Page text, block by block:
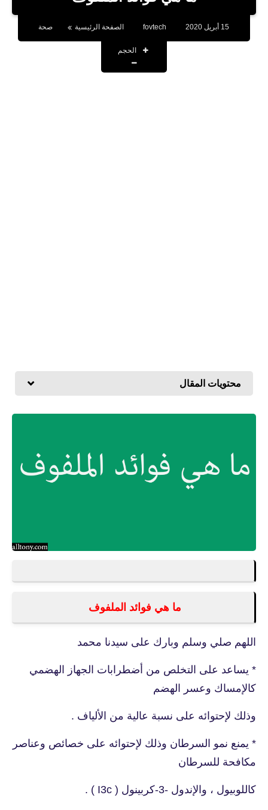
اخبار
العاب
15 أبريل 2020 fovtech الصفحة الرئيسية صحة
الحجم
محتويات المقال
ما هي فوائد الملفوف
اللهم صلي وسلم وبارك على سيدنا محمد
* يساعد على التخلص من أضطرابات الجهاز الهضمي
كالإمساك وعسر الهضم
وذلك لإحتوائه على نسبة عالية من الألياف .
* يمنع نمو السرطان وذلك لإحتوائه على خصائص وعناصر
مكافحة للسرطان
كاللوبيول ، والإندول -3-كربينول ( I3c ) .